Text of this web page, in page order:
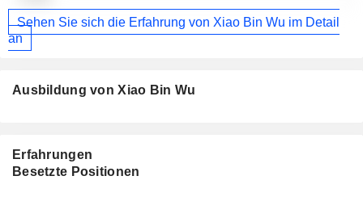
Sehen Sie sich die Erfahrung von Xiao Bin Wu im Detail
an
Ausbildung von Xiao Bin Wu
Erfahrungen
Besetzte Positionen